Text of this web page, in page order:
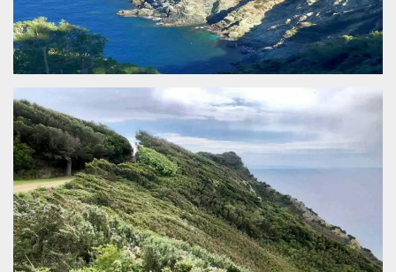
cf_clearance
Cloudflare,
Inc.
.oooh.events
1 anno
Clearance
Cookie from
CloudFlare
stores the proof
of challenge
passed. It is
longer issue a
captcha or
jschallenge
challenge if
present. It is
reach origin
wordpress_test_cookie
Automattic
Inc.
.oooh.events
Sessione
Cookie di
Wordpress,
verifica che il
browser accetti i
cookie.